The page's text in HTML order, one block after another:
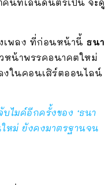
คนที่เล่นดนตรีเป็น จะดู
เพลง ที่ก่อนหน้านี้ ธนา
หน้าพรรคอนาคตใหม่
งในคอนเสิร์ตออนไลน์
บไมค์อีกครั้งของ ‘ธนา
หม่ ยังคงมาตรฐานจน